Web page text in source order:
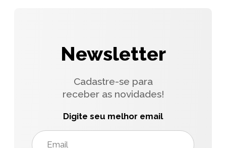
Newsletter
Cadastre-se para
receber as novidades!
Digite seu melhor email